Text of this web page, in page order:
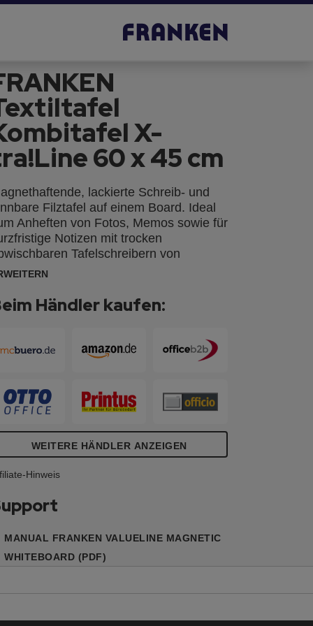
X-
60 x 45 cm
lackierte Schreib- und
Filztafel auf einem Board. Ideal
Anheften von Fotos, Memos sowie für
Notizen mit trocken
Tafelschreibern von
Montage wahlweise im Hoch-
verdeckt durch die Ecken. Lieferung
Ablageleiste, Spiegelaufhängung,
mit hellgrauen
Händler kaufen:
WEITERE HÄNDLER ANZEIGEN
Hinweis
MANUAL FRANKEN VALUELINE MAGNETIC
WHITEBOARD (PDF)